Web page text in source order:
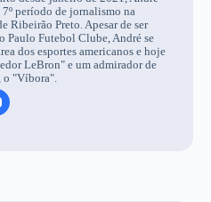
período de jornalismo na
Ribeirão Preto. Apesar de ser
Paulo Futebol Clube, André se
dos esportes americanos e hoje
LeBron" e um admirador de
o "Víbora".